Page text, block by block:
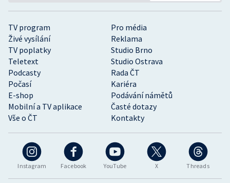
Instagram Facebook YouTube X Threads
TV program
Pro média
Živé vysílání
Reklama
TV poplatky
Studio Brno
Teletext
Studio Ostrava
Podcasty
Rada ČT
Počasí
Kariéra
E-shop
Podávání námětů
Mobilní a TV aplikace
Časté dotazy
Vše o ČT
Kontakty